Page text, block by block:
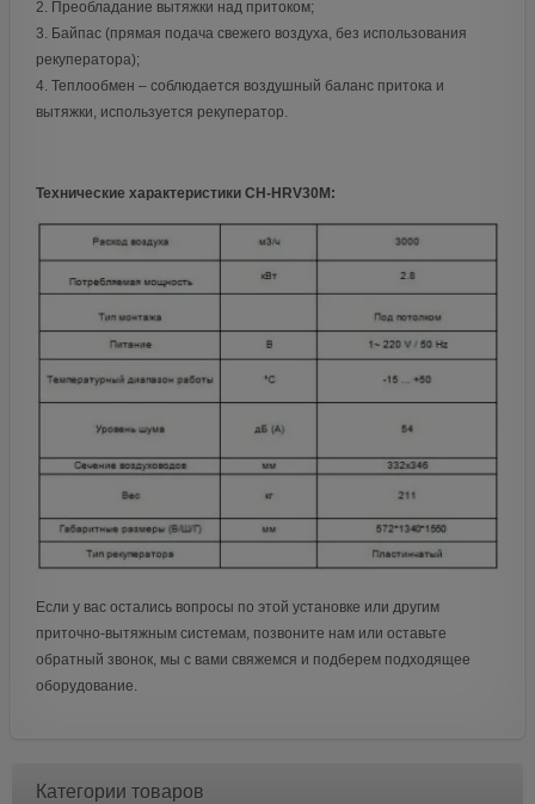
2. Преобладание вытяжки над притоком;
3. Байпас (прямая подача свежего воздуха, без использования
рекуператора);
4. Теплообмен – соблюдается воздушный баланс притока и
вытяжки, используется рекуператор.
Технические характеристики CH-HRV30M:
Если у вас остались вопросы по этой установке или другим
приточно-вытяжным системам, позвоните нам или оставьте
обратный звонок, мы с вами свяжемся и подберем подходящее
оборудование.
Категории товаров